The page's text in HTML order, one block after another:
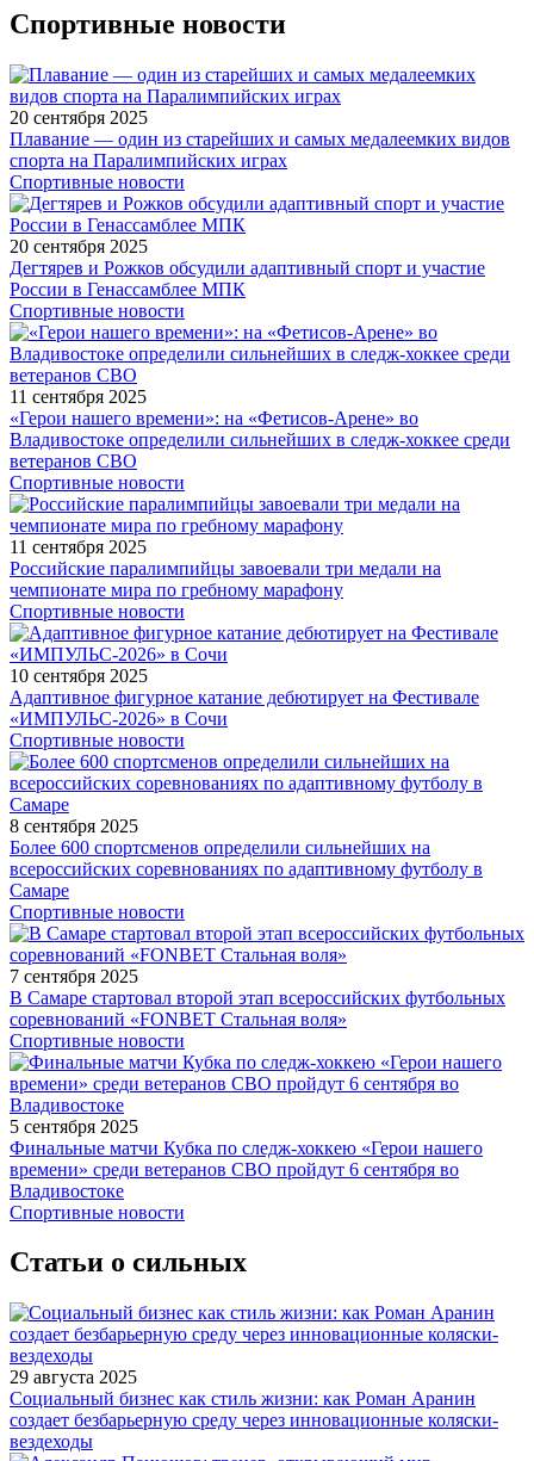
Спортивные новости
20 сентября 2025
Плавание — один из старейших и самых медалеемких видов
спорта на Паралимпийских играх
Спортивные новости
20 сентября 2025
Дегтярев и Рожков обсудили адаптивный спорт и участие
России в Генассамблее МПК
Спортивные новости
11 сентября 2025
«Герои нашего времени»: на «Фетисов-Арене» во
Владивостоке определили сильнейших в следж-хоккее среди
ветеранов СВО
Спортивные новости
11 сентября 2025
Российские паралимпийцы завоевали три медали на
чемпионате мира по гребному марафону
Спортивные новости
10 сентября 2025
Адаптивное фигурное катание дебютирует на Фестивале
«ИМПУЛЬС-2026» в Сочи
Спортивные новости
8 сентября 2025
Более 600 спортсменов определили сильнейших на
всероссийских соревнованиях по адаптивному футболу в
Самаре
Спортивные новости
7 сентября 2025
В Самаре стартовал второй этап всероссийских футбольных
соревнований «FONBET Стальная воля»
Спортивные новости
5 сентября 2025
Финальные матчи Кубка по следж-хоккею «Герои нашего
времени» среди ветеранов СВО пройдут 6 сентября во
Владивостоке
Спортивные новости
Статьи о сильных
29 августа 2025
Социальный бизнес как стиль жизни: как Роман Аранин
создает безбарьерную среду через инновационные коляски-
вездеходы